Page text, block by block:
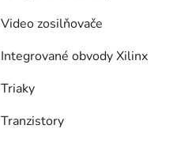
Video zosilňovače
Integrované obvody Xilinx
Triaky
Tranzistory